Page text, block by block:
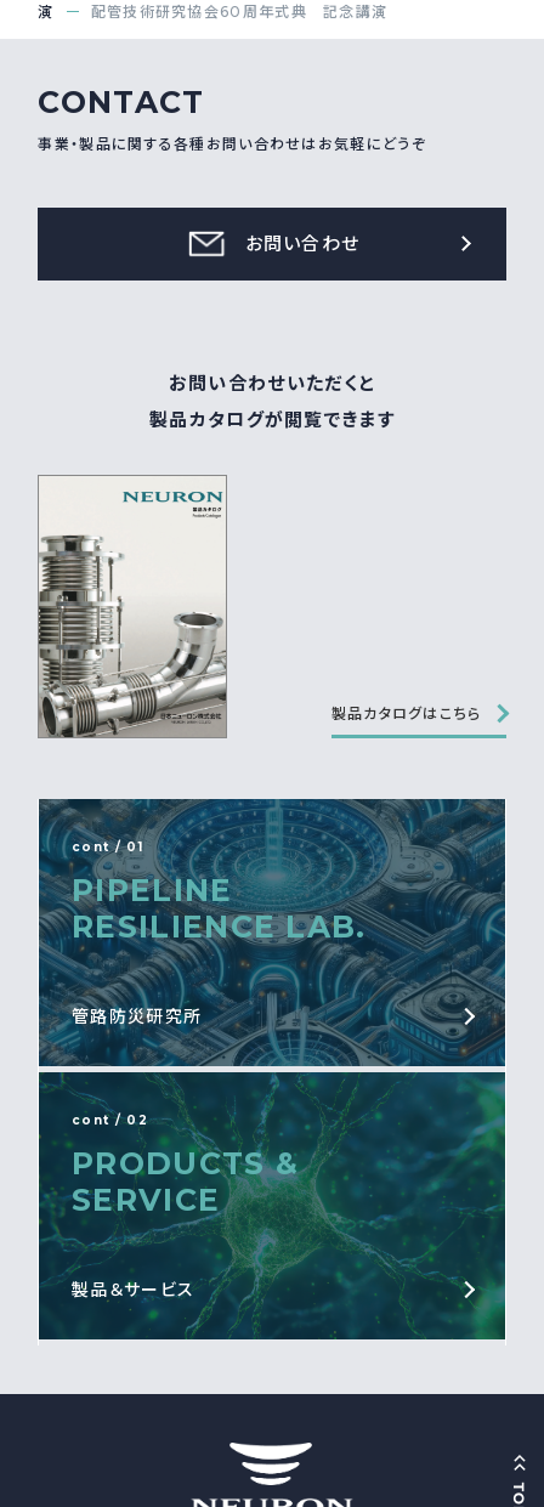
演
配管技術研究協会60周年式典 記念講演
CONTACT
事業・製品に関する各種お問い合わせはお気軽にどうぞ
お問い合わせ
お問い合わせいただくと
製品カタログが閲覧できます
製品カタログはこちら
cont / 01
PIPELINE
RESILIENCE LAB.
管路防災研究所
cont / 02
PRODUCTS &
SERVICE
製品＆サービス